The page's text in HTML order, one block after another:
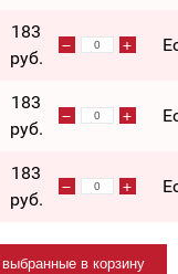
183
руб.
183
руб.
183
руб.
в корзину